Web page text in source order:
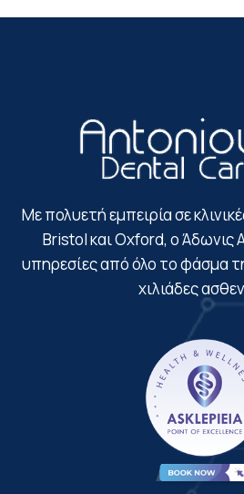
υπενθύμισης που
μάς λύνει τα χέρια. Τον
ανεπιφύλακτα!
Με πολυετή εμπειρία σε
Bristol και Oxford, ο Άδωνις
υπηρεσίες από όλο το φάσμα
χιλιάδες